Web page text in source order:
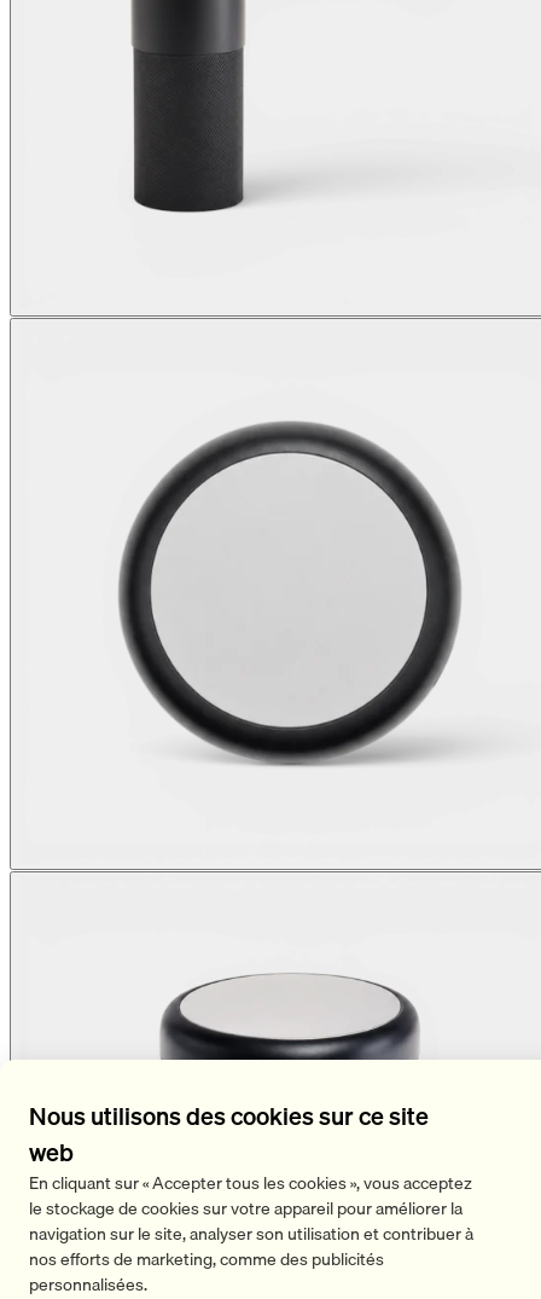
Nous utilisons des cookies sur ce site
web
En cliquant sur « Accepter tous les cookies », vous acceptez
le stockage de cookies sur votre appareil pour améliorer la
navigation sur le site, analyser son utilisation et contribuer à
nos efforts de marketing, comme des publicités
personnalisées.